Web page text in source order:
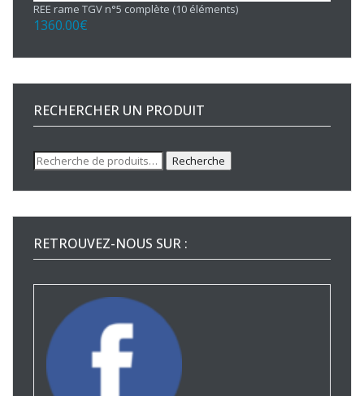
REE rame TGV n°5 complète (10 éléments)
1360.00€
RECHERCHER UN PRODUIT
Recherche
pour :
Recherche
RETROUVEZ-NOUS SUR :